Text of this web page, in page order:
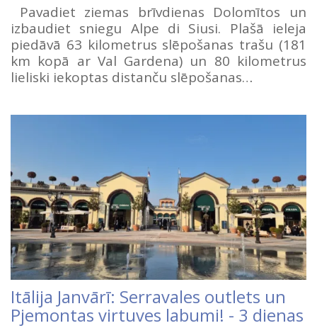
Pavadiet ziemas brīvdienas Dolomītos un
izbaudiet sniegu Alpe di Siusi. Plašā ieleja
piedāvā 63 kilometrus slēpošanas trašu (181
km kopā ar Val Gardena) un 80 kilometrus
lieliski iekoptas distanču slēpošanas…
Itālija Janvārī: Serravales outlets un
Pjemontas virtuves labumi! - 3 dienas